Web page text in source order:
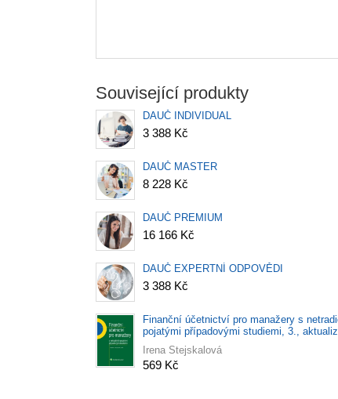
Související produkty
DAUČ INDIVIDUAL
3 388 Kč
DAUČ MASTER
8 228 Kč
DAUČ PREMIUM
16 166 Kč
DAUČ EXPERTNÍ ODPOVĚDI
3 388 Kč
Finanční účetnictví pro manažery s
pojatými případovými studiemi, 3.,
Irena Stejskalová
569 Kč